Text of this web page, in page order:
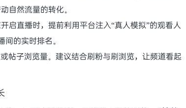
自然流量的转化。
启直播时，提前利用平台注入“真人模拟”的观看人
的实时排名。
帖子浏览量。建议结合刷粉与刷浏览，让频道看起